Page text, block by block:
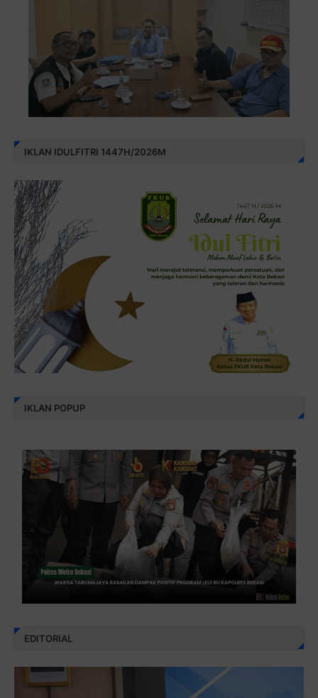
IKLAN IDULFITRI 1447H/2026M
IKLAN POPUP
EDITORIAL